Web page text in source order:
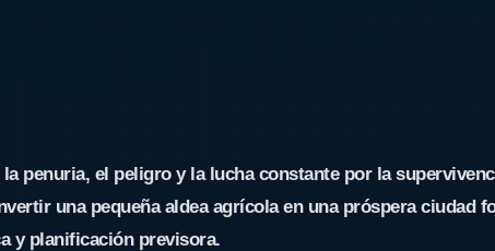
penuria, el peligro y la lucha constante por la
una pequeña aldea agrícola en una próspera
y planificación previsora.